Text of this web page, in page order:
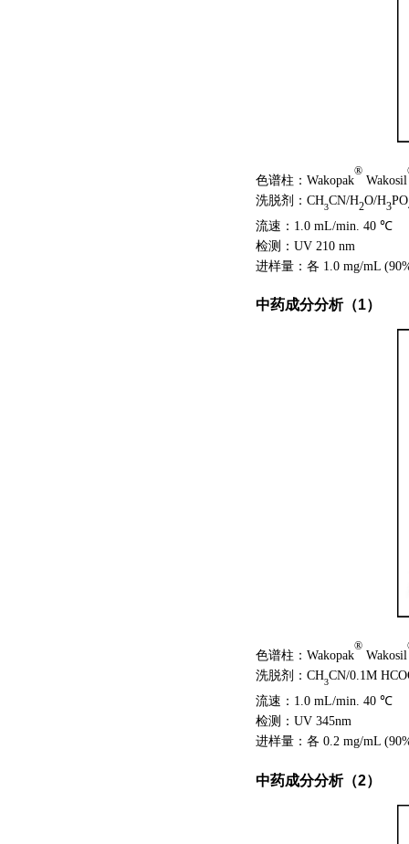
色谱柱：Wakopak
®
Wakosil
洗脱剂：CH3CN/H2O/H3PO
流速：1.0 mL/min. 40 ℃
检测：UV 210 nm
进样量：各 1.0 mg/mL
中药成分分析（1）
色谱柱：Wakopak
®
Wakosil
洗脱剂：CH3CN/0.1M
流速：1.0 mL/min. 40 ℃
检测：UV 345nm
进样量：各 0.2 mg/mL
中药成分分析（2）